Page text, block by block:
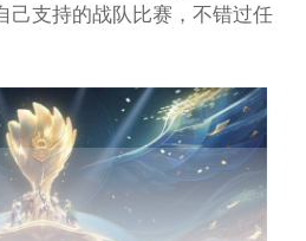
己支持的战队比赛，不错过任